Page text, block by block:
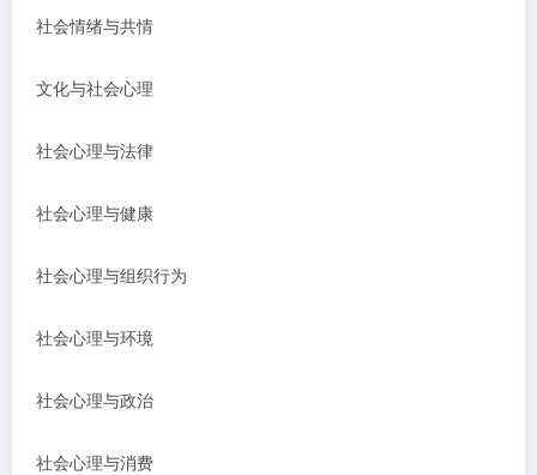
社会情绪与共情
文化与社会心理
社会心理与法律
社会心理与健康
社会心理与组织行为
社会心理与环境
社会心理与政治
社会心理与消费